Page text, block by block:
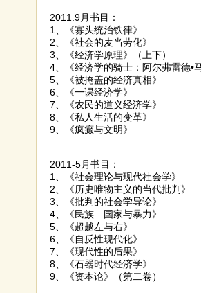
2011.9月书目：
1、《寡头统治铁律》
2、《社会的麦当劳化》
3、《经济学原理》（上下
4、《经济学的骑士：阿尔弗雷
5、《被掩盖的经济真相》
6、《一课经济学》 黑
7、《农民的道义经济学
8、《私人生活的变革》
9、《疯癫与文明》
2011-5月书目：
1、《社会理论与现代社
2、《历史唯物主义的当代
3、《批判的社会学导
4、《民族—国家与暴
5、《超越左与右》
6、《自反性现代化
7、《现代性的后果
8、《石器时代经济学
9、《资本论》（第二